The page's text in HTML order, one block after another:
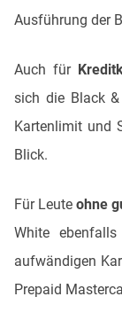
Ausführung der
Auch für
sich die Black
Kartenlimit und
Blick.
Für Leuteohne
White
aufwändigen
Prepaid